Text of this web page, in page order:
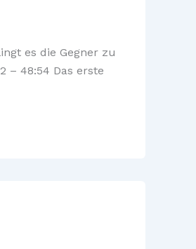
es die Gegner zu
– 48:54 Das erste